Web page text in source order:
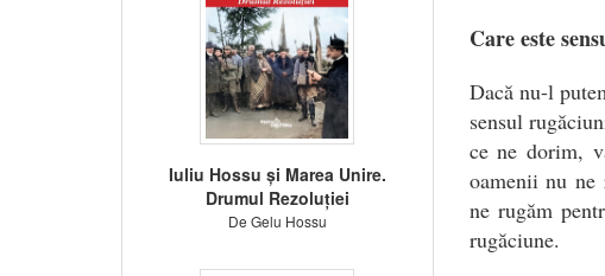
Iuliu Hossu și Marea Unire.
Drumul Rezoluției
De Gelu Hossu
Care este
Dacă nu-l
sensul
ce ne dorim,
oamenii nu ne
ne rugăm
rugăciune.